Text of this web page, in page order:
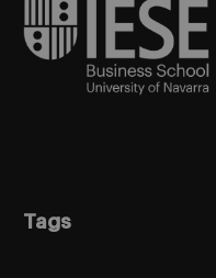
Tags